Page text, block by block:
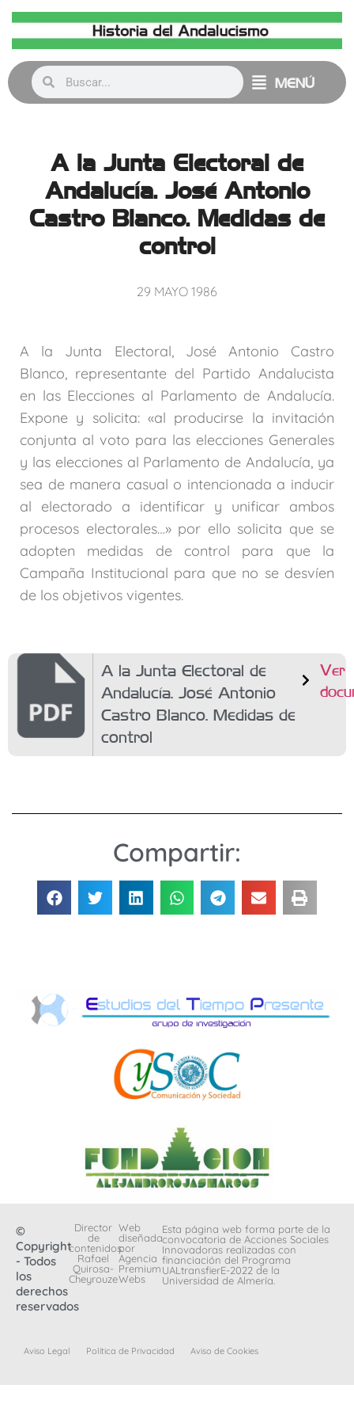
MENÚ
A la Junta Electoral de
Andalucía. José Antonio
Castro Blanco. Medidas de
control
29 MAYO 1986
A la Junta Electoral, José Antonio Castro
Blanco, representante del Partido Andalucista
en las Elecciones al Parlamento de Andalucía.
Expone y solicita: «al producirse la invitación
conjunta al voto para las elecciones Generales
y las elecciones al Parlamento de Andalucía, ya
sea de manera casual o intencionada a inducir
al electorado a identificar y unificar ambos
procesos electorales…» por ello solicita que se
adopten medidas de control para que la
Campaña Institucional para que no se desvíen
de los objetivos vigentes.
A la Junta Electoral de
Andalucía. José Antonio
Castro Blanco. Medidas de
control
Ver
Compartir:
©
Copyright
- Todos
los
derechos
reservados
Director
de
contenidos:
Rafael
Quirosa-
Cheyrouze
Web
diseñada
por
Agencia
Premium
Webs
Esta página web forma parte de la
convocatoria de Acciones Sociales
Innovadoras realizadas con
financiación del Programa
UALtransfierE-2022 de la
Universidad de Almería.
Aviso Legal Política de Privacidad Aviso de Cookies